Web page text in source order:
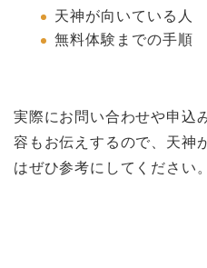
天神が向いている人
無料体験までの手順
実際にお問い合わせや申込
容もお伝えするので、天神
はぜひ参考にしてください。